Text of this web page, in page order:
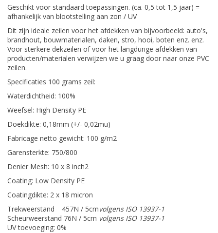
Geschikt voor standaard toepassingen. (ca. 0,5 tot 1,5 jaar) =
afhankelijk van blootstelling aan zon / UV
Dit zijn ideale zeilen voor het afdekken van bijvoorbeeld: auto's,
brandhout, bouwmaterialen, daken, stro, hooi, boten enz. enz.
Voor sterkere dekzeilen of voor het langdurige afdekken van
producten/materialen verwijzen we u graag door naar onze PVC
zeilen.
Specificaties 100 grams zeil:
Waterdichtheid: 100%
Weefsel: High Density PE
Doekdikte: 0,18mm (+/- 0,02mu)
Fabricage netto gewicht: 100 g/m2
Garensterkte: 750/800
Denier Mesh: 10 x 8 inch2
Coating: Low Density PE
Coatingdikte: 2 x 18 micron
Trekweerstand
457N / 5cmvolgens ISO 13937-1
Scheurweerstand 76N / 5cm volgens ISO 13937-1
UV toevoeging: 0%